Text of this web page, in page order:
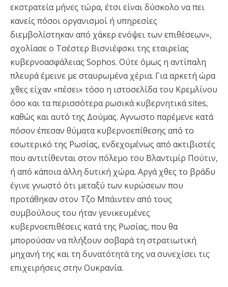
εκστρατεία μήνες τώρα, έτσι είναι δύσκολο να πει
κανείς πόσοι οργανισμοί ή υπηρεσίες
διεμβολίστηκαν από χάκερ ενόψει των επιθέσεων»,
σχολίασε ο Τσέστερ Βισνιέφσκι της εταιρείας
κυβερνοασφάλειας Sophos. Ούτε όμως η αντίπαλη
πλευρά έμεινε με σταυρωμένα χέρια. Για αρκετή ώρα
χθες είχαν «πέσει» τόσο η ιστοσελίδα του Κρεμλίνου
όσο και τα περισσότερα ρωσικά κυβερνητικά sites,
καθώς και αυτό της Δούμας. Αγνωστο παρέμενε κατά
πόσον έπεσαν θύματα κυβερνοεπίθεσης από το
εσωτερικό της Ρωσίας, ενδεχομένως από ακτιβιστές
που αντιτίθενται στον πόλεμο του Βλαντιμίρ Πούτιν,
ή από κάποια άλλη δυτική χώρα. Αργά χθες το βράδυ
έγινε γνωστό ότι μεταξύ των κυρώσεων που
προτάθηκαν στον Τζο Μπάιντεν από τους
συμβούλους του ήταν γενικευμένες
κυβερνοεπιθέσεις κατά της Ρωσίας, που θα
μπορούσαν να πλήξουν σοβαρά τη στρατιωτική
μηχανή της και τη δυνατότητά της να συνεχίσει τις
επιχειρήσεις στην Ουκρανία.